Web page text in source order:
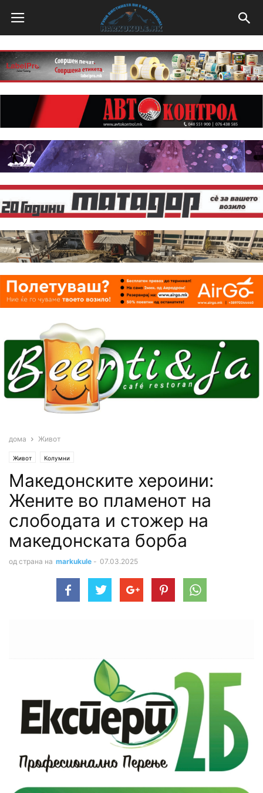
дома Живот
Живот Колумни
Македонските хероини:
Жените во пламенот на
слободата и стожер на
македонската борба
од страна на markukule - 07.03.2025